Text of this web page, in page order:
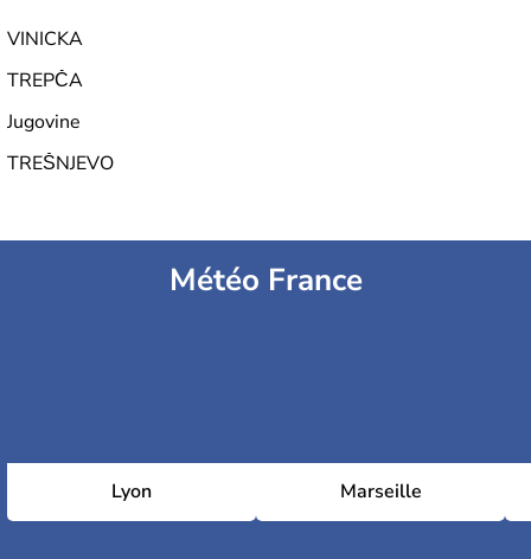
VINICKA
TREPČA
Jugovine
TREŠNJEVO
Météo France
Lyon Marseille